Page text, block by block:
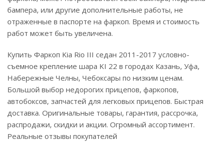
бампера, или другие дополнительные работы, не
отраженные в паспорте на фаркоп. Время и стоимость
работ может быть увеличена.
Купить Фаркоп Kia Rio III седан 2011-2017 условно-
съемное крепление шара KI 22 в городах Казань, Уфа,
Набережные Челны, Чебоксары по низким ценам.
Большой выбор недорогих прицепов, фаркопов,
автобоксов, запчастей для легковых прицепов. Быстрая
доставка. Оригинальные товары, гарантия, рассрочка,
распродажи, скидки и акции. Огромный ассортимент.
Реальные отзывы покупателей